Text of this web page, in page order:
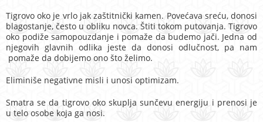
Tigrovo oko je vrlo jak zaštitnički kamen. Povećava sreću, donosi
blagostanje, često u obliku novca. Štiti tokom putovanja. Tigrovo
oko podiže samopouzdanje i pomaže da budemo jači. Jedna od
njegovih glavnih odlika jeste da donosi odlučnost, pa nam
pomaže da dobijemo ono što želimo.
Eliminiše negativne misli i unosi optimizam.
Smatra se da tigrovo oko skuplja sunčevu energiju i prenosi je
u telo osobe koja ga nosi.